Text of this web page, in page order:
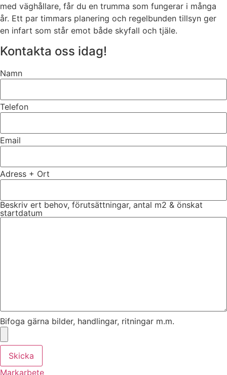
med väghållare, får du en trumma som fungerar i många
år. Ett par timmars planering och regelbunden tillsyn ger
en infart som står emot både skyfall och tjäle.
Kontakta oss idag!
Namn
Telefon
Email
Adress + Ort
Beskriv ert behov, förutsättningar, antal m2 & önskat
startdatum
Bifoga gärna bilder, handlingar, ritningar m.m.
Skicka
Markarbete